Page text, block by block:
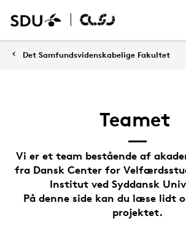
Det Samfundsvidenskabelige Fakultet
Teamet
Vi er et team bestående af
fra Dansk Center for
Institut ved Syddansk
På denne side kan du læse lidt
projektet.